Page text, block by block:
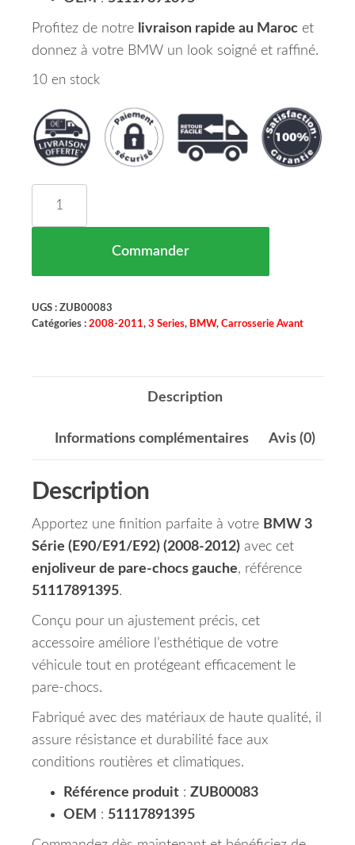
Profitez de notre livraison rapide au Maroc et
donnez à votre BMW un look soigné et raffiné.
10 en stock
Commander
UGS : ZUB00083
Catégories : 2008-2011, 3 Series, BMW, Carrosserie Avant
Description
Informations complémentaires Avis (0)
Description
Apportez une finition parfaite à votre BMW 3
Série (E90/E91/E92) (2008-2012) avec cet
enjoliveur de pare-chocs gauche, référence
51117891395.
Conçu pour un ajustement précis, cet
accessoire améliore l’esthétique de votre
véhicule tout en protégeant efficacement le
pare-chocs.
Fabriqué avec des matériaux de haute qualité, il
assure résistance et durabilité face aux
conditions routières et climatiques.
Référence produit : ZUB00083
OEM : 51117891395